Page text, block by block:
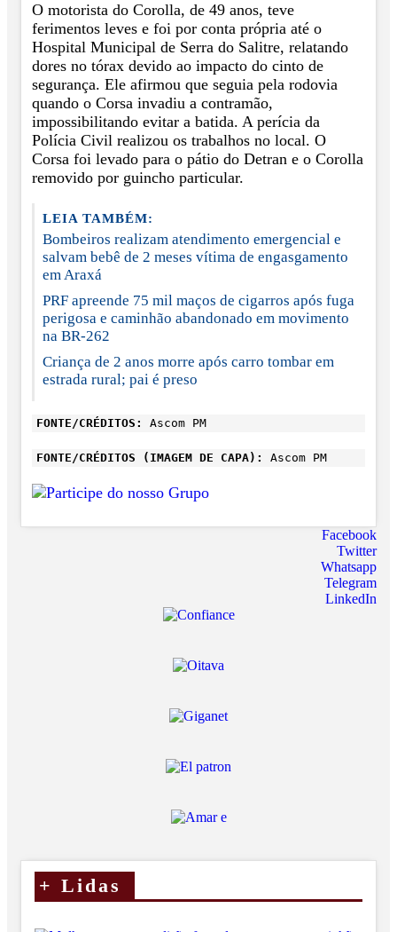
O motorista do Corolla, de 49 anos, teve
ferimentos leves e foi por conta própria até o
Hospital Municipal de Serra do Salitre, relatando
dores no tórax devido ao impacto do cinto de
segurança. Ele afirmou que seguia pela rodovia
quando o Corsa invadiu a contramão,
impossibilitando evitar a batida. A perícia da
Polícia Civil realizou os trabalhos no local. O
Corsa foi levado para o pátio do Detran e o Corolla
removido por guincho particular.
LEIA TAMBÉM:
Bombeiros realizam atendimento emergencial e
salvam bebê de 2 meses vítima de engasgamento
em Araxá
PRF apreende 75 mil maços de cigarros após fuga
perigosa e caminhão abandonado em movimento
na BR-262
Criança de 2 anos morre após carro tombar em
estrada rural; pai é preso
FONTE/CRÉDITOS: Ascom PM
FONTE/CRÉDITOS (IMAGEM DE CAPA): Ascom PM
Facebook
Twitter
Whatsapp
Telegram
LinkedIn
+ Lidas